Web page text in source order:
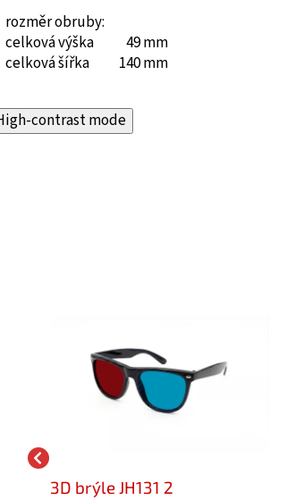
rozměr obruby:
celková výška 49 mm
celková šířka 140 mm
contrast mode
3D brýle JH131 2